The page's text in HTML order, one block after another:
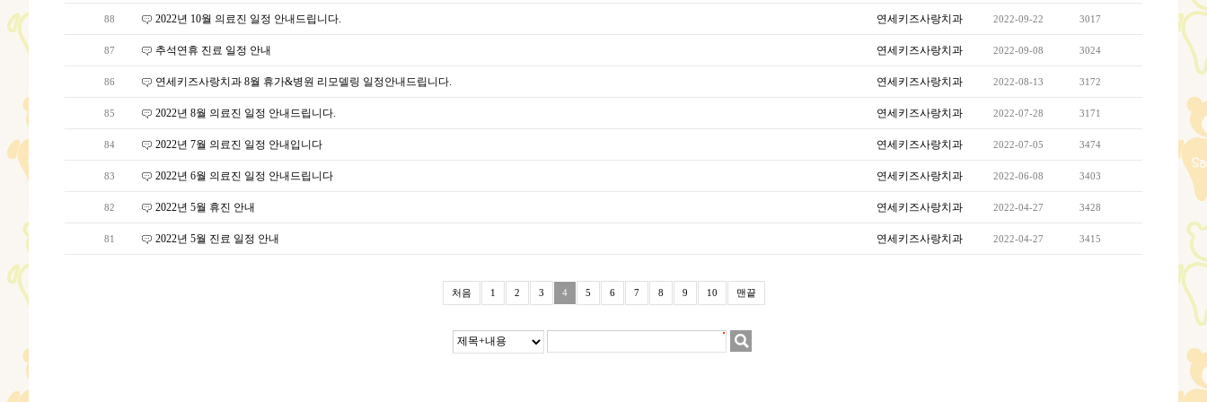
88 2022년 10월 의료진 일정 안내드립니다. 연세키즈사랑치과 2022-09-22 3017
87 추석연휴 진료 일정 안내 연세키즈사랑치과 2022-09-08 3024
86 연세키즈사랑치과 8월 휴가&병원 리모델링 일정안내드립니다. 연세키즈사랑치과 2022-08-13 3172
85 2022년 8월 의료진 일정 안내드립니다. 연세키즈사랑치과 2022-07-28 3171
84 2022년 7월 의료진 일정 안내입니다 연세키즈사랑치과 2022-07-05 3474
83 2022년 6월 의료진 일정 안내드립니다 연세키즈사랑치과 2022-06-08 3403
82 2022년 5월 휴진 안내 연세키즈사랑치과 2022-04-27 3428
81 2022년 5월 진료 일정 안내 연세키즈사랑치과 2022-04-27 3415
처음 1 2 3 4 5 6 7 8 9 10 맨끝